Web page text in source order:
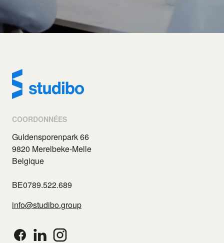
COORDONNÉES
Guldensporenpark 66
9820 Merelbeke-Melle
Belgique
BE0789.522.689
info@studibo.group